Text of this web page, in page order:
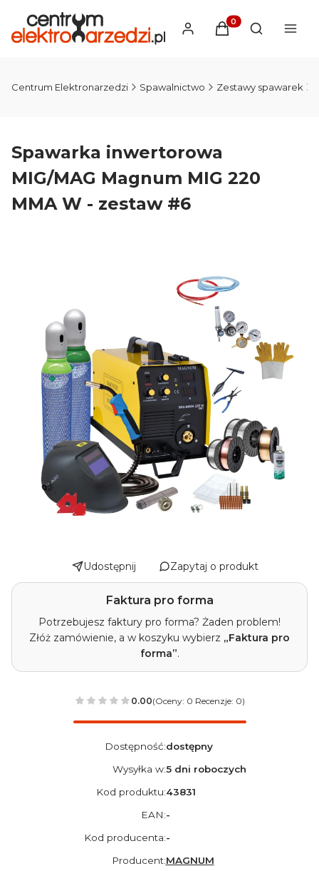
Produkty w
Otwórz
Centrum Elektronarzedzi Spawalnictwo Zestawy spawarek
Spawarka inwertorowa
MIG/MAG Magnum MIG 220
MMA W - zestaw #6
Udostępnij Zapytaj o produkt
Faktura pro forma
Potrzebujesz faktury pro forma? Żaden problem!
Złóż zamówienie, a w koszyku wybierz „Faktura pro
forma”.
0.00(Oceny: 0 Recenzje: 0)
Dostępność:dostępny
Wysyłka w:5 dni roboczych
Kod produktu:43831
EAN:-
Kod producenta:-
Producent:MAGNUM